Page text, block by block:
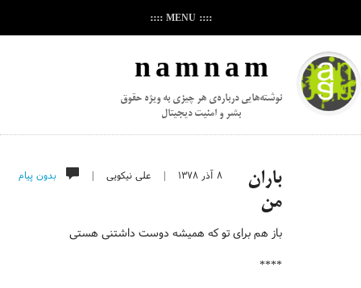
:::: MENU ::::
n a m n a m
نوشته‌هایی درباره‌ی هر چیزی به ویژه حقوق
بشر و امنیت دیجیتال
۸ آذر ۱۳۷۸ |علی نیکویی | بدون پیام
باران
من
باز هم برای تو که همیشه دوست داشتنی هستی
****